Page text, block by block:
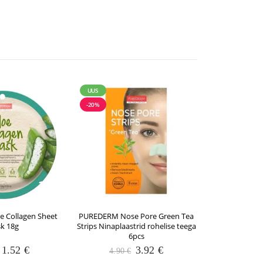
Collagen Sheet
18g
Algne
1.52 €Praegune
UUS
-20%
PUREDERM Nose Pore Green Tea
Strips Ninaplaastrid rohelise teega
6pcs
4.90€ Algne
3.92 €Praegune